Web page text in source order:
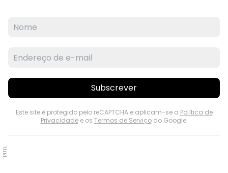
Subscrever
Este site é protegido pelo reCAPTCHA e aplicam-se a Política de
Privacidadee os Termos de Serviçodo Google.
PUB.